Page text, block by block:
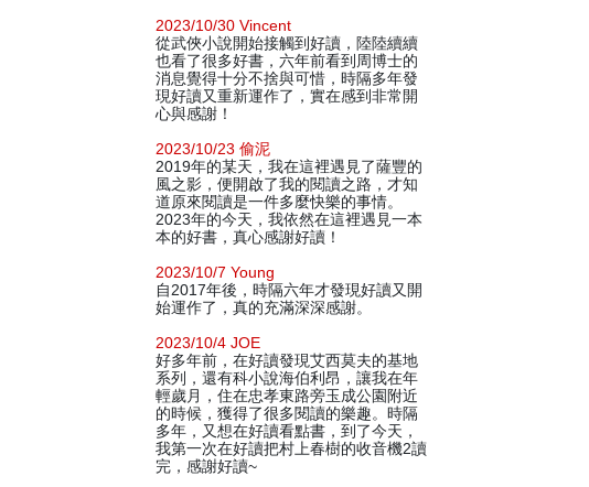
2023/10/30 Vincent
從武俠小說開始接觸到好讀，陸陸續續
也看了很多好書，六年前看到周博士的
消息覺得十分不捨與可惜，時隔多年發
現好讀又重新運作了，實在感到非常開
心與感謝！
2023/10/23 偷泥
2019年的某天，我在這裡遇見了薩豐的
風之影，便開啟了我的閱讀之路，才知
道原來閱讀是一件多麼快樂的事情。
2023年的今天，我依然在這裡遇見一本
本的好書，真心感謝好讀！
2023/10/7 Young
自2017年後，時隔六年才發現好讀又開
始運作了，真的充滿深深感謝。
2023/10/4 JOE
好多年前，在好讀發現艾西莫夫的基地
系列，還有科小說海伯利昂，讓我在年
輕歲月，住在忠孝東路旁玉成公園附近
的時候，獲得了很多閱讀的樂趣。時隔
多年，又想在好讀看點書，到了今天，
我第一次在好讀把村上春樹的收音機2讀
完，感謝好讀~